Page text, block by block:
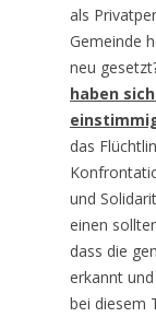
als
Gemeinde
neu
haben
das
und
einen
dass die
erkannt
bei diesem